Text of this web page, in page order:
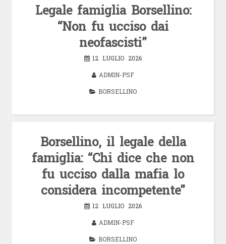
Legale famiglia Borsellino:
“Non fu ucciso dai
neofascisti”
12 LUGLIO 2026
ADMIN-PSF
BORSELLINO
Borsellino, il legale della
famiglia: “Chi dice che non
fu ucciso dalla mafia lo
considera incompetente”
12 LUGLIO 2026
ADMIN-PSF
BORSELLINO